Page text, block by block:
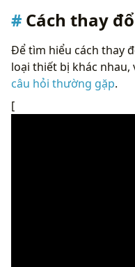
Cách thay
Để tìm hiểu cách thay
loại thiết bị khác
câu hỏi thường gặp.
[